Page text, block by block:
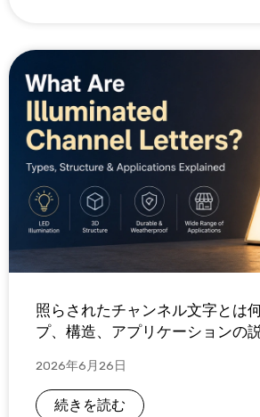
照らされたチャンネル文字とは
プ、構造、アプリケーションの
2026年6月26日
続きを読む